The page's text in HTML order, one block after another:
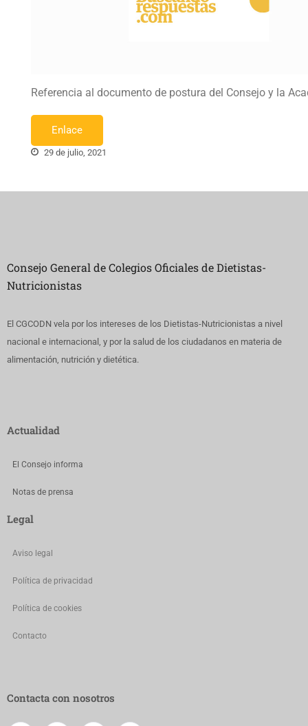
Referencia al documento de postura del Consejo y la
Enlace
29 de julio, 2021
Consejo General de Colegios Oficiales de Dietistas-
Nutricionistas
El CGCODN vela por los intereses de los Dietistas-Nutricionistas a nivel
nacional e internacional, y por la salud de los ciudadanos en materia de
alimentación, nutrición y dietética.
Actualidad
El Consejo informa
Notas de prensa
Legal
Aviso legal
Política de privacidad
Política de cookies
Contacto
Contacta con nosotros